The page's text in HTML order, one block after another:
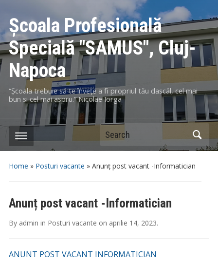
Școala Profesională
Specială "SAMUS", Cluj-
Napoca
“Școala trebuie să te învețe a fi propriul tău dascăl, cel mai
bun si cel mai aspru.“ Nicolae Iorga
Search
Home » Posturi vacante » Anunț post vacant -Informatician
Anunț post vacant -Informatician
By admin in Posturi vacante on aprilie 14, 2023.
ANUNT POST VACANT INFORMATICIAN